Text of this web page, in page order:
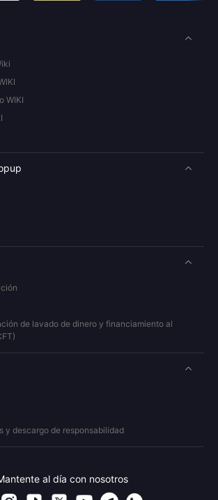
WIKI
de lavado de dinero y financiamiento al
y descargo de responsabilidad
al día con nosotros